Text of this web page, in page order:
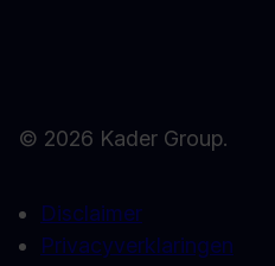
© 2026 Kader Group.
Disclaimer
Privacyverklaringen